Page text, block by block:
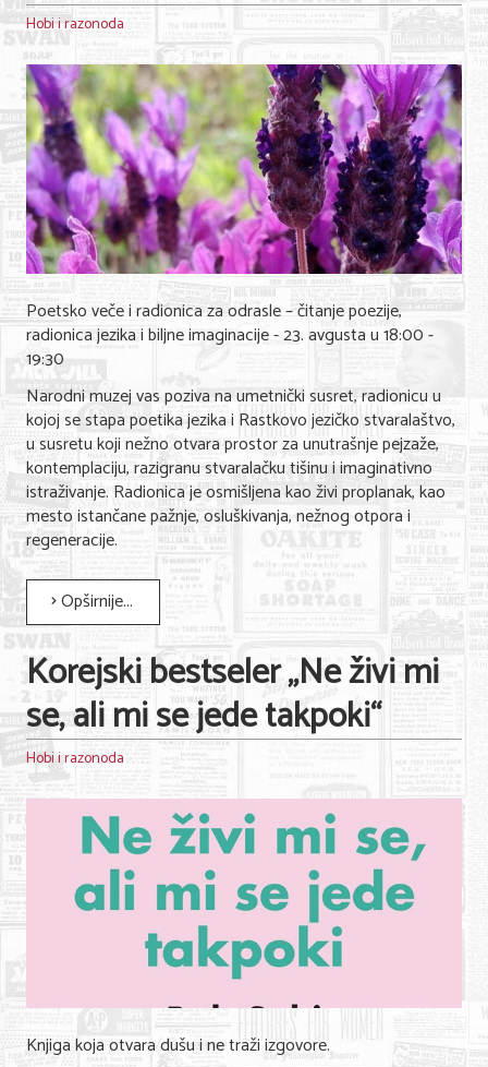
Hobi i razonoda
Poetsko veče i radionica za odrasle – čitanje poezije,
radionica jezika i biljne imaginacije - 23. avgusta u 18:00 -
19:30
Narodni muzej vas poziva na umetnički susret, radionicu u
kojoj se stapa poetika jezika i Rastkovo jezičko stvaralaštvo,
u susretu koji nežno otvara prostor za unutrašnje pejzaže,
kontemplaciju, razigranu stvaralačku tišinu i imaginativno
istraživanje. Radionica je osmišljena kao živi proplanak, kao
mesto istančane pažnje, osluškivanja, nežnog otpora i
regeneracije.
Opširnije...
Korejski bestseler „Ne živi mi
se, ali mi se jede takpoki“
Hobi i razonoda
Knjiga koja otvara dušu i ne traži izgovore.